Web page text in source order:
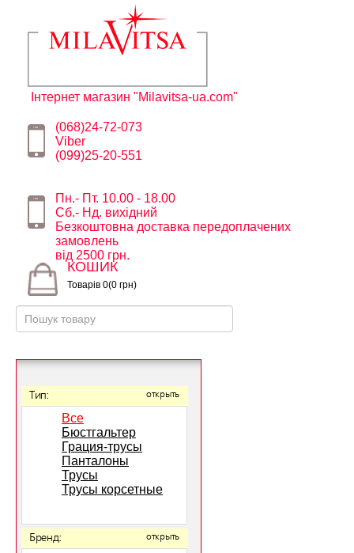
Інтернет магазин "Milavitsa-ua.com"
(068)24-72-073
Viber
(099)25-20-551
Пн.- Пт. 10.00 - 18.00
Сб.- Нд. вихідний
Безкоштовна доставка передоплачених
замовлень
від 2500 грн.
КОШИК
Товарів 0(0 грн)
Тип: открыть
Все
Бюстгальтер
Грация-трусы
Панталоны
Трусы
Трусы корсетные
Бренд: открыть